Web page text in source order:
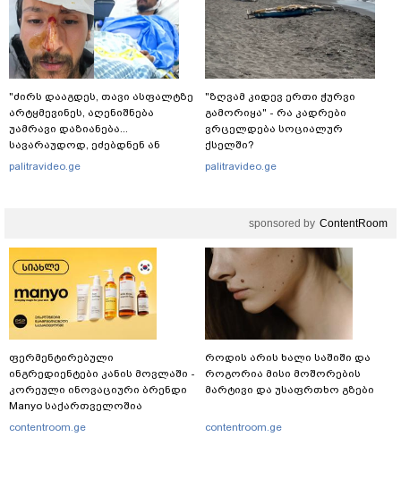
"ძირს დააგდეს, თავი ასფალტზე
არტყმევინეს, აღენიშნება
უამრავი დაზიანება...
სავარაუდოდ, ეძებდნენ ან
დებდნენ ნარკოტიკს" - რას
palitravideo.ge
"ზღვამ კიდევ ერთი ჭურვი
გამორიყა" - რა კადრები
ვრცელდება სოციალურ
ქსელში?
palitravideo.ge
sponsored by ContentRoom
ფერმენტირებული
ინგრედიენტები კანის მოვლაში -
კორეული ინოვაციური ბრენდი
Manyo საქართველოშია
contentroom.ge
როდის არის ხალი საშიში და
როგორია მისი მოშორების
მარტივი და უსაფრთხო გზები
contentroom.ge